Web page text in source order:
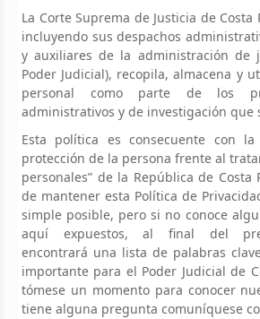
La Corte Suprema de Justicia de Costa
incluyendo sus despachos
y auxiliares de la administración de
Poder Judicial), recopila, almacena y
personal como parte de los
administrativos y de investigación que
Esta política es consecuente con la
protección de la persona frente al
personales” de la República de Costa
de mantener esta Política de
simple posible, pero si no conoce
aquí expuestos, al final del
encontrará una lista de palabras
importante para el Poder Judicial de
tómese un momento para conocer
tiene alguna pregunta comuníquese